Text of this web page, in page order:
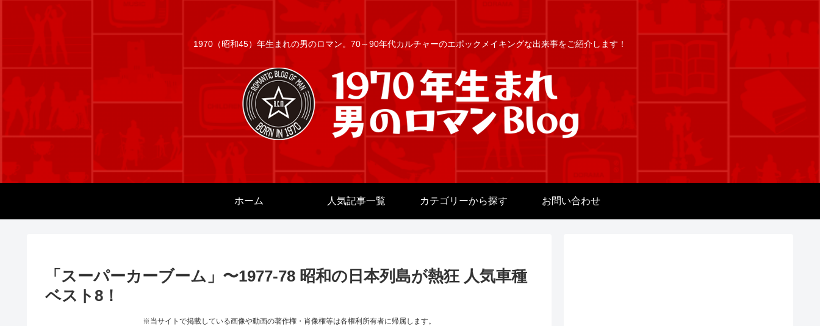
1970（昭和45）年生まれの男のロマン。70～90年代カルチャーのエポックメイキングな出来事をご紹介します！
ホーム 人気記事一覧 カテゴリーから探す お問い合わせ
「スーパーカーブーム」〜1977-78 昭和の日本列島が熱狂 人気車種
ベスト8！
※当サイトで掲載している画像や動画の著作権・肖像権等は各権利所有者に帰属します。